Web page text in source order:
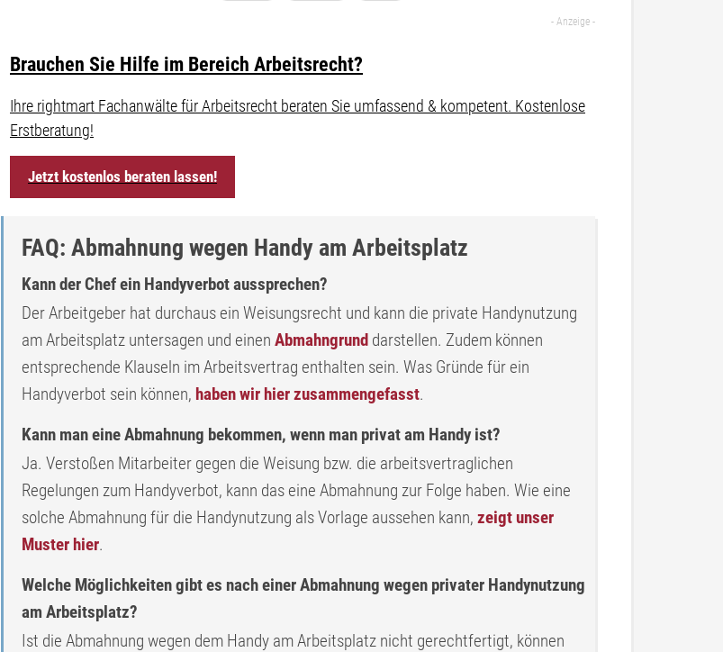
Brauchen Sie Hilfe im Bereich Arbeitsrecht?
Ihre rightmart Fachanwälte für Arbeitsrecht beraten Sie umfassend & kompetent. Kostenlose
Erstberatung!
Jetzt kostenlos beraten lassen!
FAQ: Abmahnung wegen Handy am Arbeitsplatz
Kann der Chef ein Handyverbot aussprechen?
Der Arbeitgeber hat durchaus ein Weisungsrecht und kann die private Handynutzung
am Arbeitsplatz untersagen und einen Abmahngrund darstellen. Zudem können
entsprechende Klauseln im Arbeitsvertrag enthalten sein. Was Gründe für ein
Handyverbot sein können, haben wir hier zusammengefasst.
Kann man eine Abmahnung bekommen, wenn man privat am Handy ist?
Ja. Verstoßen Mitarbeiter gegen die Weisung bzw. die arbeitsvertraglichen
Regelungen zum Handyverbot, kann das eine Abmahnung zur Folge haben. Wie eine
solche Abmahnung für die Handynutzung als Vorlage aussehen kann, zeigt unser
Muster hier.
Welche Möglichkeiten gibt es nach einer Abmahnung wegen privater Handynutzung
am Arbeitsplatz?
Ist die Abmahnung wegen dem Handy am Arbeitsplatz nicht gerechtfertigt, können